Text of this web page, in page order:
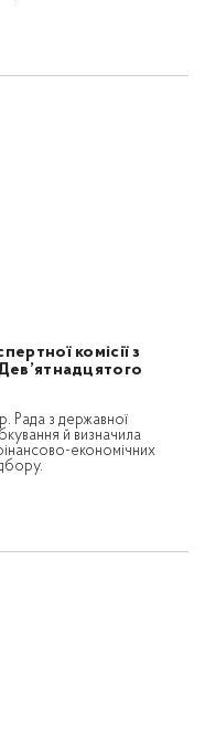
комісії з
Рада з державної
й визначила
економічних